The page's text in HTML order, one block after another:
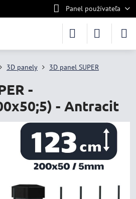
Panel používateľa
3D panely 3D panel SUPER
-
- Antracit